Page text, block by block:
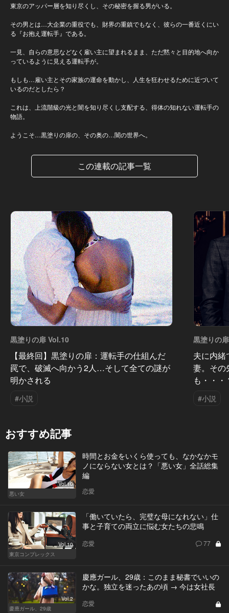
東京のアッパー層を知り尽くし、その秘密を握る男がいる。
その男とは…大企業の重役でも、財界の重鎮でもなく、彼らの一番近くにい
る『お抱え運転手』である。
一見、自らの意思などなく雇い主に望まれるまま、ただ黙々と目的地へ向か
っているように見える運転手が。
もしも…雇い主とその家族の運命を動かし、人生を狂わせるために近づいて
いるのだとしたら？
これは、上流階級の光と闇を知り尽くし支配する、得体の知れない運転手の
物語。
ようこそ…黒塗りの扉の、その奥の…闇の世界へ。
この連載の記事一覧
黒塗りの扉 Vol.10
【最終回】黒塗りの扉：運転手の仕組んだ
罠で、破滅へ向かう2人…そして全ての謎が
明かされる
#小説
黒塗りの
夫に内
妻。その
も・・・
#小説
おすすめ記事
Vol.10
悪い女
時間とお金をいくら使っても、なかなかモ
ノにならない女とは？「悪い女」全話総集
編
恋愛
Vol.10
東京コンプレックス
「働いていたら、完璧な母になれない」仕
事と子育ての両立に悩む女たちの悲鳴
恋愛 77
Vol.2
慶應ガール、29歳
慶應ガール、29歳：このまま秘書でいいの
かな。独立を迷ったあの頃 → 今は女社長
恋愛